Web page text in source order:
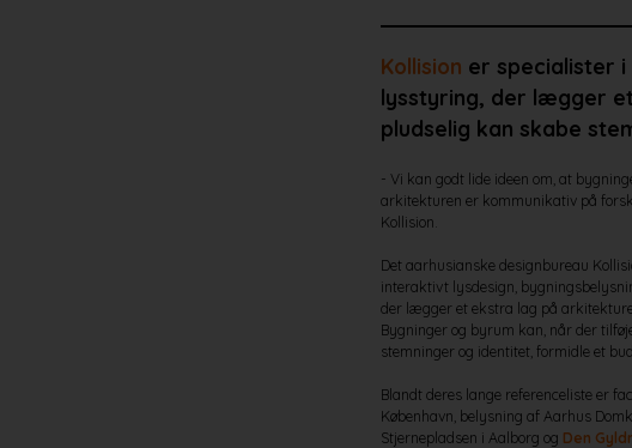
Kollision er specialister
lysstyring, der lægger
pludselig kan skabe
- Vi kan godt lide ideen om, at
arkitekturen er kommunikativ på
Kollision.
Det aarhusianske designbureau
interaktivt lysdesign,
der lægger et ekstra lag på
Bygninger og byrum kan, når der
stemninger og identitet, formidle et
Blandt deres lange referenceliste er
København, belysning af Aarhus
Stjernepladsen i Aalborg og Den